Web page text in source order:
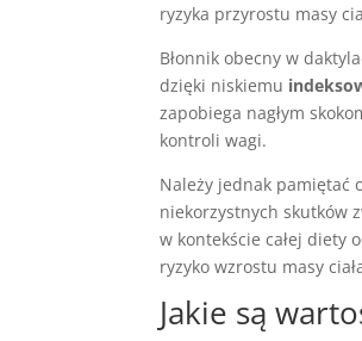
ryzyka przyrostu masy
Błonnik obecny w
dzięki niskiemu
zapobiega nagłym
kontroli wagi.
Należy jednak pamiętać
niekorzystnych skutków
w kontekście całej diety
ryzyko wzrostu masy
Jakie są